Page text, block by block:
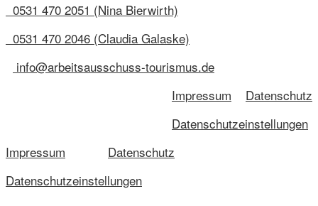
0531 470 2051 (Nina Bierwirth)
0531 470 2046 (Claudia Galaske)
info@arbeitsausschuss-tourismus.de
Impressum
Datenschutz
Datenschutzeinstellungen
Impressum
Datenschutz
Datenschutzeinstellungen